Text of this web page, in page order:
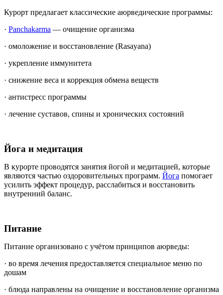
Курорт предлагает классические аюрведические программы:
· Panchakarma — очищение организма
· омоложение и восстановление (Rasayana)
· укрепление иммунитета
· снижение веса и коррекция обмена веществ
· антистресс программы
· лечение суставов, спины и хронических состояний
Йога и медитация
В курорте проводятся занятия йогой и медитацией, которые
являются частью оздоровительных программ. Йога помогает
усилить эффект процедур, расслабиться и восстановить
внутренний баланс.
Питание
Питание организовано с учётом принципов аюрведы:
· во время лечения предоставляется специальное меню по
дошам
· блюда направлены на очищение и восстановление организма